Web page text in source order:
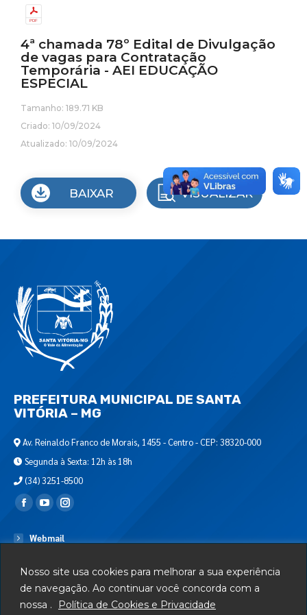
Nosso site usa cookies para melhorar a sua experiência
de navegação. Ao continuar você concorda com a
nossa .
Política de Cookies e Privacidade
4ª chamada 78º Edital de Divulgação
de vagas para Contratação
Temporária - AEI EDUCAÇÃO
ESPECIAL
Tamanho: 189.71 KB
Criado: 10/09/2024
Atualizado: 10/09/2024
BAIXAR VISUALIZAR
PREFEITURA MUNICIPAL DE SANTA
VITÓRIA – MG
Av. Reinaldo Franco de Morais, 1455 - Centro - CEP: 38320-000
Segunda à Sexta: 12h às 18h
(34) 3251-8500
Encontre-nos em:
Webmail
Serviços
Telefones Úteis